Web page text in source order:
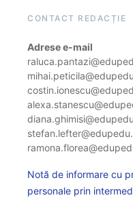
CONTACT REDACȚIE
Adrese e-mail
Notă de informare cu
personale prin